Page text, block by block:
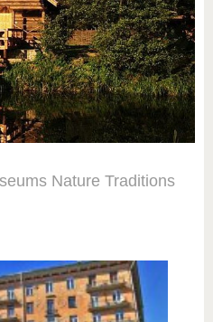
Nature Traditions